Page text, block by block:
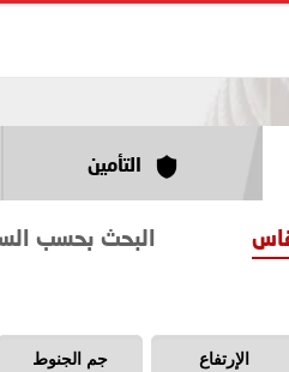
التأمين
البحث بحسب
الإرتفاع جم الجنوط